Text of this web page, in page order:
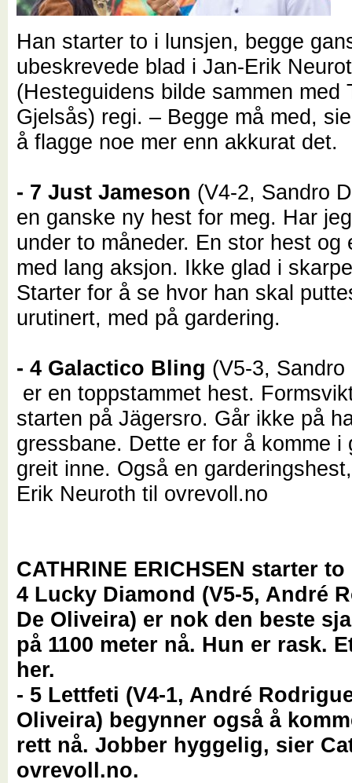
Han starter to i lunsjen, begge
ubeskrevede blad i Jan-Erik
(Hesteguidens bilde sammen med
Gjelsås) regi. – Begge må med,
å flagge noe mer enn akkurat det.
- 7 Just Jameson (V4-2, Sandro
en ganske ny hest for meg. Har
under to måneder. En stor hest og
med lang aksjon. Ikke glad i
Starter for å se hvor han skal
urutinert, med på gardering.
- 4 Galactico Bling (V5-3,
er en toppstammet hest.
starten på Jägersro. Går ikke på
gressbane. Dette er for å komme i
greit inne. Også en
Erik Neuroth til ovrevoll.no
CATHRINE ERICHSEN starter
4 Lucky Diamond (V5-5, André
De Oliveira) er nok den beste
på 1100 meter nå. Hun er rask.
her.
- 5 Lettfeti (V4-1, André
Oliveira) begynner også å
rett nå. Jobber hyggelig, sier
ovrevoll.no.